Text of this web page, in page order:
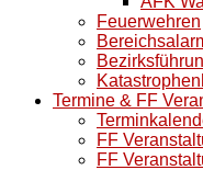
Feuerwehren
Termine & FF
FF
FF